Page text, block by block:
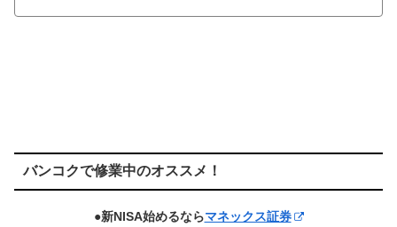
バンコクで修業中のオススメ！
●新NISA始めるならマネックス証券